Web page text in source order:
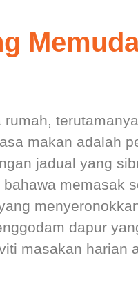
makan adalah
jadual yang
memasak
dapur
masakan harian